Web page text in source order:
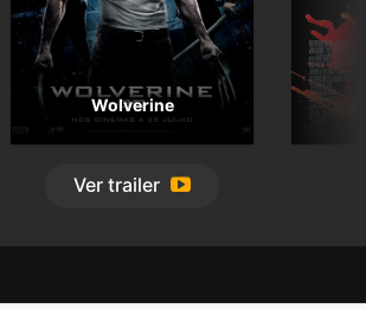
Wolverine
Ver trailer